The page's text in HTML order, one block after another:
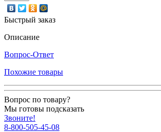
Быстрый заказ
Описание
Вопрос-Ответ
Похожие товары
Вопрос по товару?
Мы готовы подсказать
Звоните!
8-800-505-45-08